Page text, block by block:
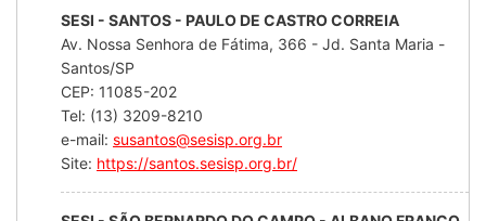
SESI - SANTOS - PAULO DE CASTRO CORREIA
Av. Nossa Senhora de Fátima, 366 - Jd. Santa Maria -
Santos/SP
CEP: 11085-202
Tel: (13) 3209-8210
e-mail: susantos@sesisp.org.br
Site: https://santos.sesisp.org.br/